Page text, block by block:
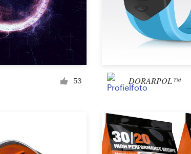
Facebook-omslag
53 DORARPOL™